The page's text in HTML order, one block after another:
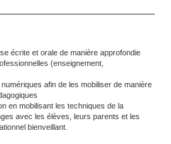
écrite et orale de manière approfondie
(enseignement,
afin de les mobiliser de manière
en mobilisant les techniques de la
avec les élèves, leurs parents et les
bienveillant.